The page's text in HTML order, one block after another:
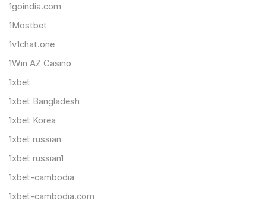
1goindia.com
1Mostbet
1v1chat.one
1Win AZ Casino
1xbet
1xbet Bangladesh
1xbet Korea
1xbet russian
1xbet russian1
1xbet-cambodia
1xbet-cambodia.com